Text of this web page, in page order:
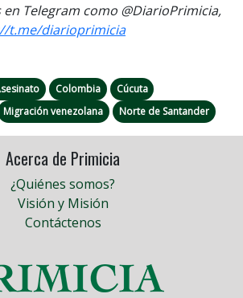
Telegram como @DiarioPrimicia,
t.me/diarioprimicia
Colombia
Cúcuta
Migración venezolana Norte de Santander
Acerca de Primicia
¿Quiénes somos?
Visión y Misión
Contáctenos